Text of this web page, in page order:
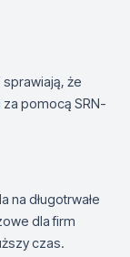
sprawiają, że
pomocą SRN-
na długotrwałe
dla firm
czas.